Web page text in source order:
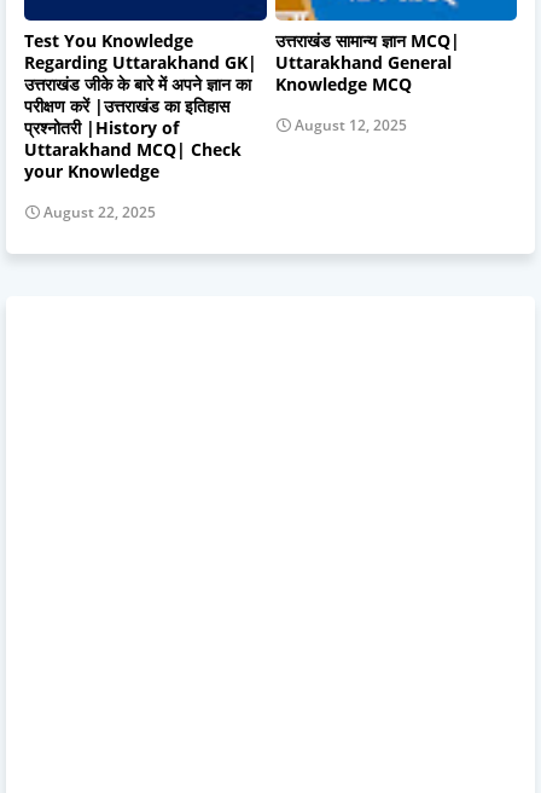
Test You Knowledge
Regarding Uttarakhand GK|
उत्तराखंड जीके के बारे में अपने ज्ञान का
परीक्षण करें |उत्तराखंड का इतिहास
प्रश्नोतरी |History of
Uttarakhand MCQ| Check
your Knowledge
August 22, 2025
उत्तराखंड सामान्य ज्ञान MCQ|
Uttarakhand General
Knowledge MCQ
August 12, 2025